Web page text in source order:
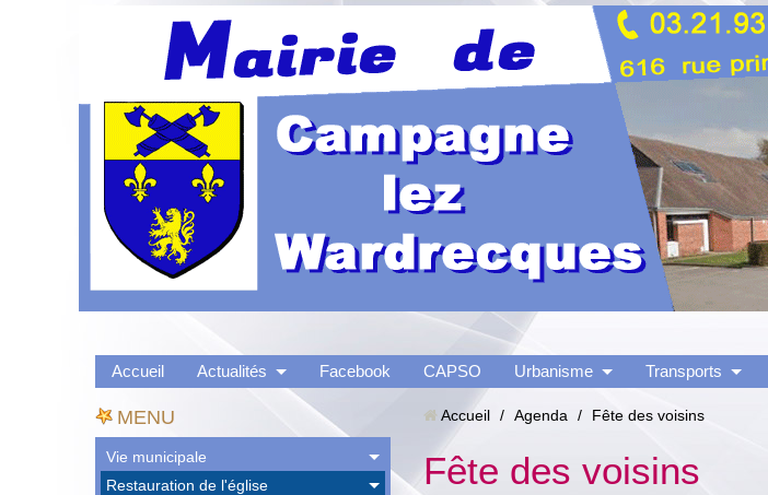
Accueil Actualités Facebook CAPSO Urbanisme Transports
MENU
Vie municipale
Restauration de l'église
Accueil / Agenda / Fête des voisins
Fête des voisins